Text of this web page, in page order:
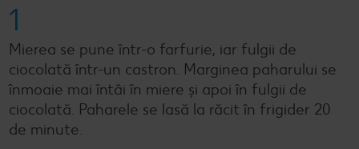
1
Mierea se pune într-o farfurie, iar fulgii de
ciocolată într-un castron. Marginea paharului se
înmoaie mai întâi în miere și apoi în fulgii de
ciocolată. Paharele se lasă la răcit în frigider 20
de minute.